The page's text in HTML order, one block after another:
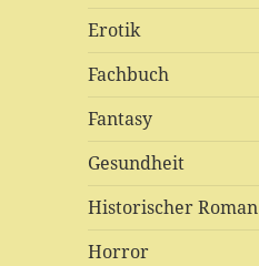
Erotik
Fachbuch
Fantasy
Gesundheit
Historischer Roman
Horror